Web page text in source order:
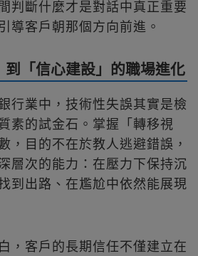
判斷什麼才是對話中真正重要
導客戶朝那個方向前進。
「信心建設」的職場進化
行業中，技術性失誤其實是檢
素的試金石。掌握「轉移視
，目的不在於教人逃避錯誤，
層次的能力：在壓力下保持沉
到出路、在尷尬中依然能展現
，客戶的長期信任不僅建立在